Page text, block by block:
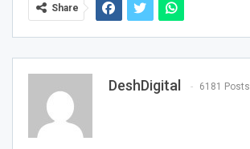
Share
DeshDigital 6181 Posts